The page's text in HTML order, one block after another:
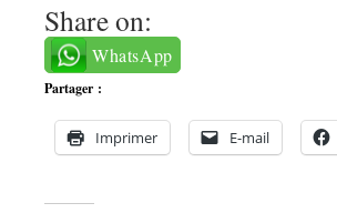
Share on:
WhatsApp
Partager :
Imprimer E-mail